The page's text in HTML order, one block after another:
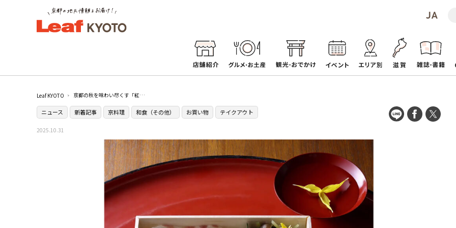
Leaf KYOTO 京都の秋を味わい尽くす「紅葉弁当」が［和久傳（わくでん）］から登場
ニュース 新着記事 京料理 和食（その他） お買い物 テイクアウト
2025.10.31